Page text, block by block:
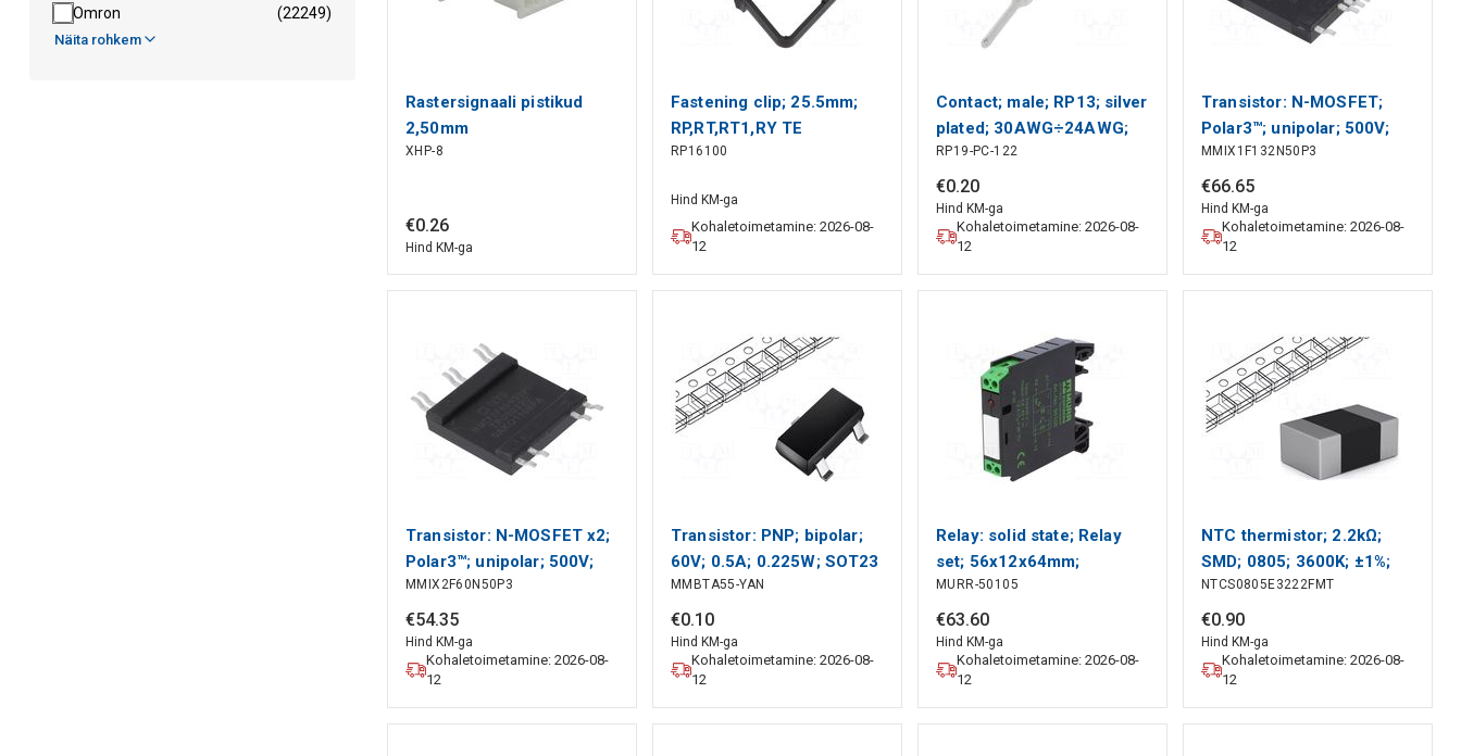
Rastersignaali pistikud
2,50mm
XHP-8
€0.26
Hind KM-ga
Fastening clip; 25.5mm;
RP,RT,RT1,RY TE
Connectivity
RP16100
Hind KM-ga
Kohaletoimetamine: 2026-08-
12
Contact; male; RP13; silver
plated; 30AWG÷24AWG;
crimped; 2A HIROSE
RP19-PC-122
€0.20
Hind KM-ga
Kohaletoimetamine: 2026-08-
12
Transistor: N-MOSFET;
Polar3™; unipolar; 500V;
63A; Idm: 330A; 520W
IXYS
MMIX1F132N50P3
€66.65
Hind KM-ga
Kohaletoimetamine: 2026-08-
12
Transistor: N-MOSFET x2;
Polar3™; unipolar; 500V;
30A; Idm: 150A IXYS
MMIX2F60N50P3
€54.35
Hind KM-ga
Kohaletoimetamine: 2026-08-
12
Transistor: PNP; bipolar;
60V; 0.5A; 0.225W; SOT23
YANGJIE TECHNOLOGY
MMBTA55-YAN
€0.10
Hind KM-ga
Kohaletoimetamine: 2026-08-
12
Relay: solid state; Relay
set; 56x12x64mm;
Uswitch: 4.5÷53VDC
MURRELEKTRONIK
MURR-50105
€63.60
Hind KM-ga
Kohaletoimetamine: 2026-08-
12
NTC thermistor; 2.2kΩ;
SMD; 0805; 3600K; ±1%;
210mW; -40÷150°C
VISHAY
NTCS0805E3222FMT
€0.90
Hind KM-ga
Kohaletoimetamine: 2026-08-
12
Omron
(22249)
Näita rohkem